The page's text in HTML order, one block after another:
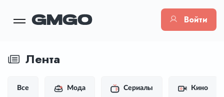
Войти
Лента
Все Мода Сериалы Кино